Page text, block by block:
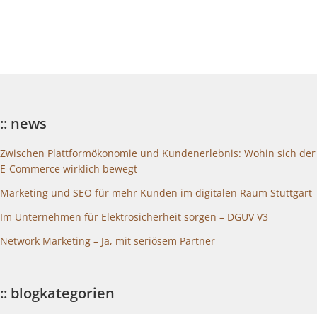
:: news
Zwischen Plattformökonomie und Kundenerlebnis: Wohin sich der
E-Commerce wirklich bewegt
Marketing und SEO für mehr Kunden im digitalen Raum Stuttgart
Im Unternehmen für Elektrosicherheit sorgen – DGUV V3
Network Marketing – Ja, mit seriösem Partner
:: blogkategorien